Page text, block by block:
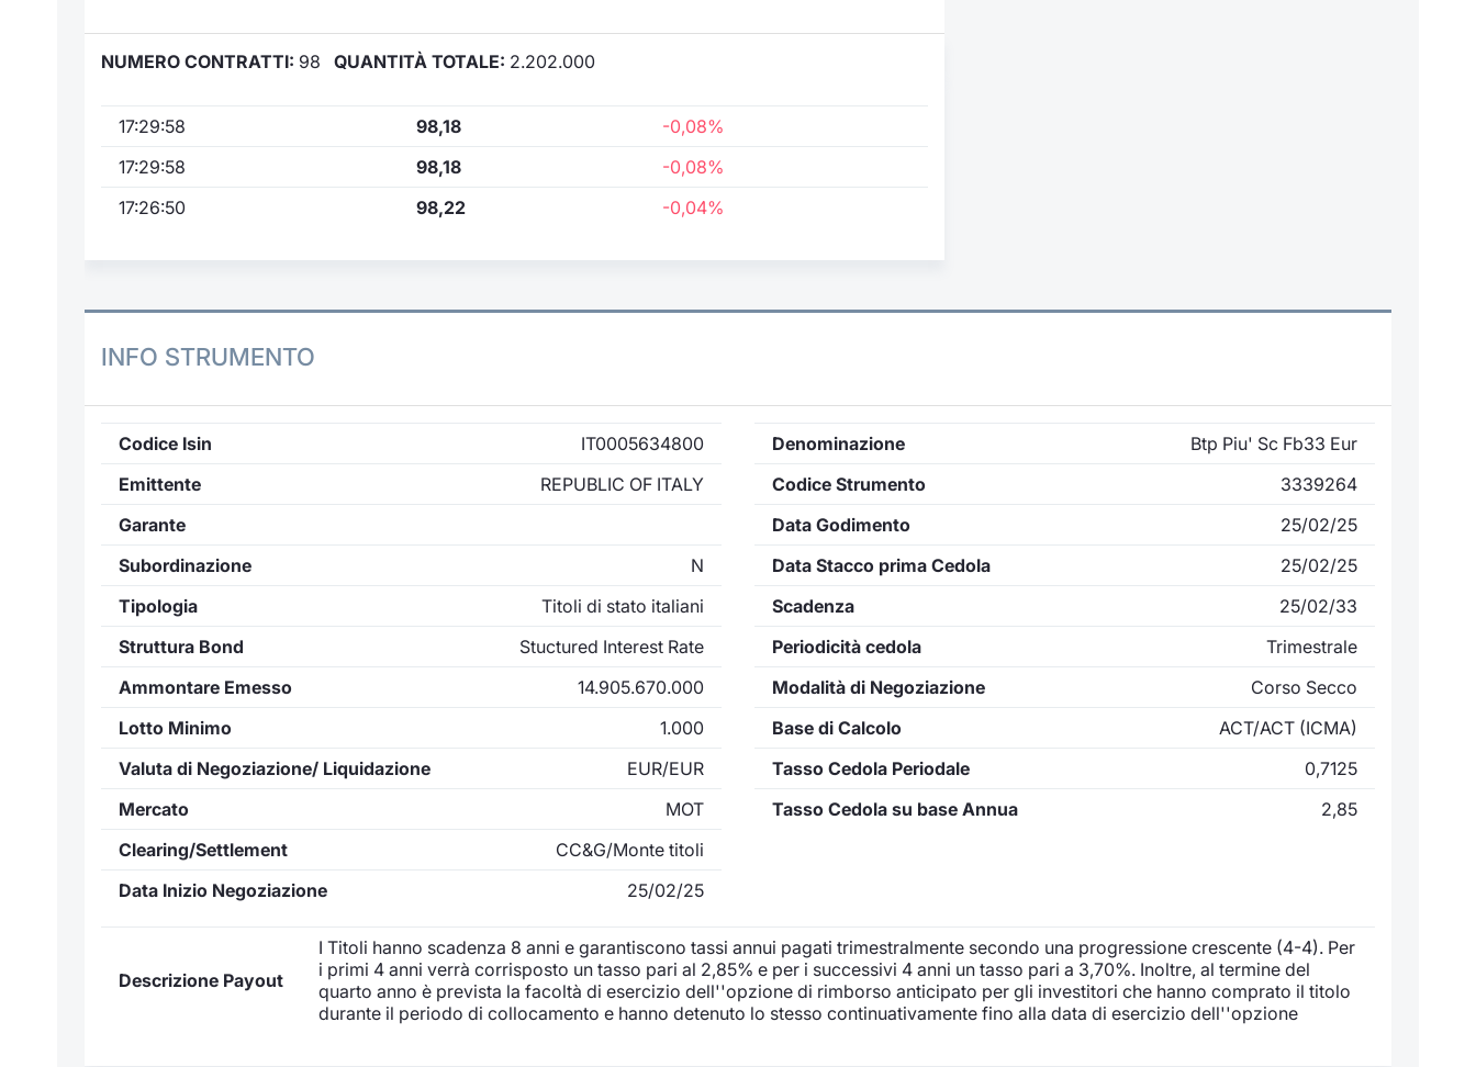
NUMERO CONTRATTI: 98 QUANTITÀ TOTALE: 2.202.000
17:29:58 98,18
-0,08%
17:29:58
98,18
-0,08%
17:26:50
98,22 -0,04%
INFO STRUMENTO
Codice Isin
IT0005634800
Emittente
REPUBLIC OF ITALY
Garante
Subordinazione
N
Tipologia
Titoli di stato italiani
Struttura Bond
Stuctured Interest Rate
Ammontare Emesso
14.905.670.000
Lotto Minimo
1.000
Valuta di Negoziazione/ Liquidazione
EUR/EUR
Mercato
MOT
Clearing/Settlement
CC&G/Monte titoli
Data Inizio Negoziazione
25/02/25
Denominazione
Btp Piu' Sc Fb33 Eur
Codice Strumento
3339264
Data Godimento
25/02/25
Data Stacco prima Cedola
25/02/25
Scadenza
25/02/33
Periodicità cedola
Trimestrale
Modalità di Negoziazione
Corso Secco
Base di Calcolo
ACT/ACT (ICMA)
Tasso Cedola Periodale
0,7125
Tasso Cedola su base Annua
2,85
Descrizione Payout
I Titoli hanno scadenza 8 anni e garantiscono tassi annui pagati trimestralmente secondo una progressione crescente (4-4). Per
i primi 4 anni verrà corrisposto un tasso pari al 2,85% e per i successivi 4 anni un tasso pari a 3,70%. Inoltre, al termine del
quarto anno è prevista la facoltà di esercizio dell''opzione di rimborso anticipato per gli investitori che hanno comprato il titolo
durante il periodo di collocamento e hanno detenuto lo stesso continuativamente fino alla data di esercizio dell''opzione